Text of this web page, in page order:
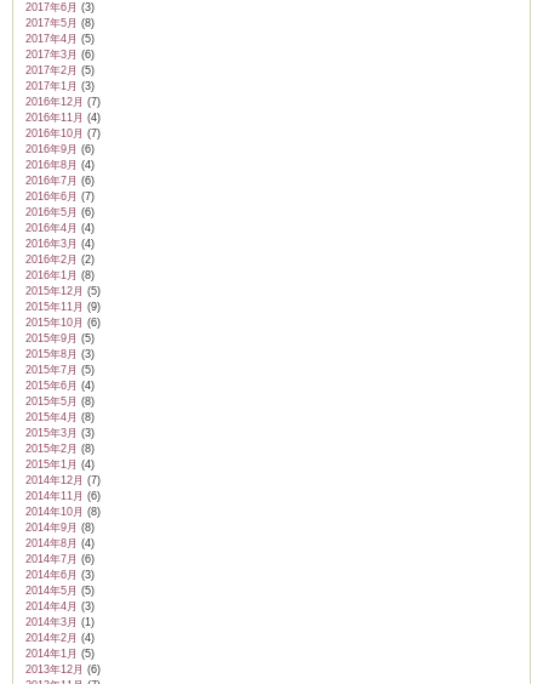
2017年6月 (3)
2017年5月 (8)
2017年4月 (5)
2017年3月 (6)
2017年2月 (5)
2017年1月 (3)
2016年12月 (7)
2016年11月 (4)
2016年10月 (7)
2016年9月 (6)
2016年8月 (4)
2016年7月 (6)
2016年6月 (7)
2016年5月 (6)
2016年4月 (4)
2016年3月 (4)
2016年2月 (2)
2016年1月 (8)
2015年12月 (5)
2015年11月 (9)
2015年10月 (6)
2015年9月 (5)
2015年8月 (3)
2015年7月 (5)
2015年6月 (4)
2015年5月 (8)
2015年4月 (8)
2015年3月 (3)
2015年2月 (8)
2015年1月 (4)
2014年12月 (7)
2014年11月 (6)
2014年10月 (8)
2014年9月 (8)
2014年8月 (4)
2014年7月 (6)
2014年6月 (3)
2014年5月 (5)
2014年4月 (3)
2014年3月 (1)
2014年2月 (4)
2014年1月 (5)
2013年12月 (6)